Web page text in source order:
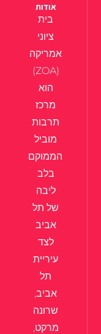
אודות
בית
ציוני
אמריקה
(ZOA)
הוא
מרכז
תרבות
מוביל
הממוקם
בלב
ליבה
של תל
אביב
לצד
עיריית
תל
אביב,
שרונה
מרקט,